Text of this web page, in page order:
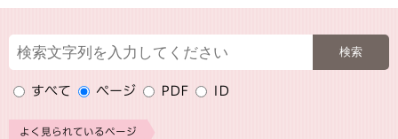
すべて ページ PDF ID
よく見られているページ